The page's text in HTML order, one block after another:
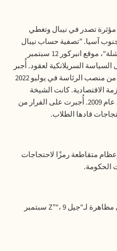
مؤثرةتصدر في نيبال وتغطي
آسيا. ”تصفية حساب نيبال
“، موقع انبركور
سبتمبر
السياسة السريلانكية لعقود.أُجبر
من منصب الرئاسة في يوليو
الاقتصادية.كانت الشيخة
عام أُجبرت على الفرار من
قادها الطلاب.
متقاطعةرمزًا لاحتجاجات
الحكومة.
مظاهرة لـ“جيل ،9
سبتمبر